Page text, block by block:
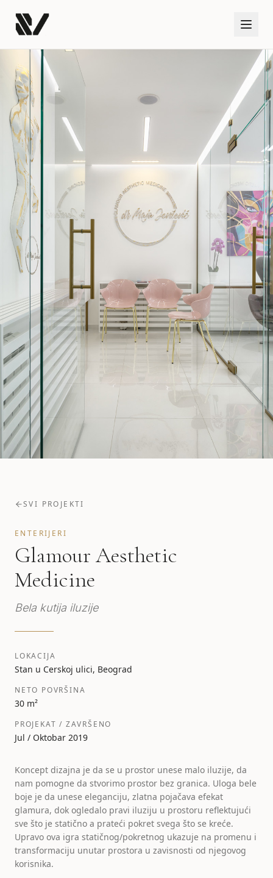
SVI PROJEKTI
ENTERIJERI
Glamour Aesthetic
Medicine
Bela kutija iluzije
LOKACIJA
Stan u Cerskoj ulici, Beograd
NETO POVRŠINA
30 m²
PROJEKAT / ZAVRŠENO
Jul / Oktobar 2019
Koncept dizajna je da se u prostor unese malo iluzije, da
nam pomogne da stvorimo prostor bez granica. Uloga bele
boje je da unese eleganciju, zlatna pojačava efekat
glamura, dok ogledalo pravi iluziju u prostoru reflektujući
sve što je statično a prateći pokret svega što se kreće.
Upravo ova igra statičnog/pokretnog ukazuje na promenu i
transformaciju unutar prostora u zavisnosti od njegovog
korisnika.